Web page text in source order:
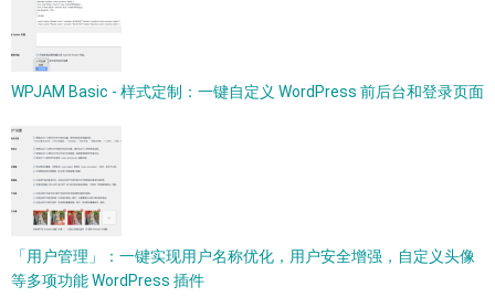
WPJAM Basic - 样式定制：一键自定义 WordPress 前后台和登录页面
「用户管理」：一键实现用户名称优化，用户安全增强，自定义头像
等多项功能 WordPress 插件